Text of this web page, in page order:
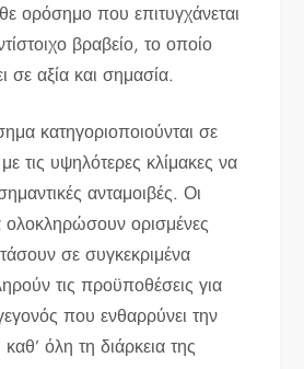
ορόσημο που επιτυγχάνεται
βραβείο, το οποίο
σε αξία και σημασία.
κατηγοριοποιούνται σε
τις υψηλότερες κλίμακες να
ανταμοιβές. Οι
ολοκληρώσουν ορισμένες
σε συγκεκριμένα
τις προϋποθέσεις για
που ενθαρρύνει την
όλη τη διάρκεια της